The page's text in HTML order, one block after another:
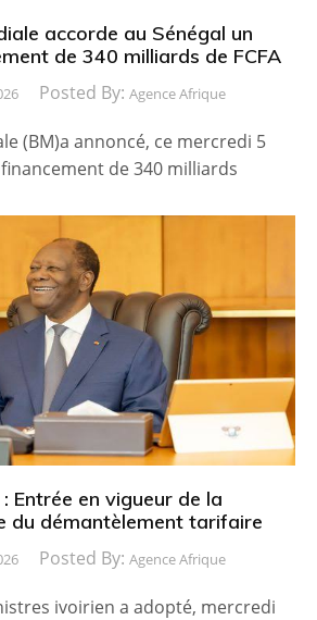
accorde au Sénégal un
de 340 milliards de FCFA
Posted By: Agence Afrique
(BM)a annoncé, ce mercredi 5
de 340 milliards
: Entrée en vigueur de la
du démantèlement tarifaire
Posted By: Agence Afrique
ivoirien a adopté, mercredi